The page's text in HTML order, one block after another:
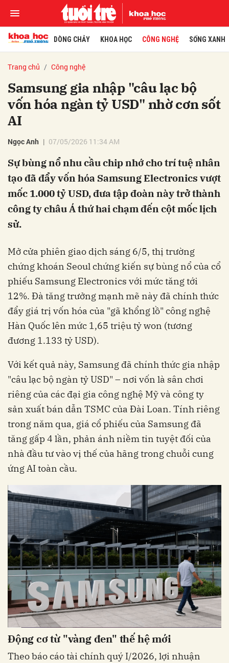
DÒNG CHẢY KHOA HỌC CÔNG NGHỆ SỐNG XANH
Trang chủ Công nghệ
Samsung gia nhập "câu lạc bộ
vốn hóa ngàn tỷ USD" nhờ cơn sốt
AI
Ngọc Anh 07/05/2026 11:34 AM
Sự bùng nổ nhu cầu chip nhớ cho trí tuệ nhân
tạo đã đẩy vốn hóa Samsung Electronics vượt
mốc 1.000 tỷ USD, đưa tập đoàn này trở thành
công ty châu Á thứ hai chạm đến cột mốc lịch
sử.
Mở cửa phiên giao dịch sáng 6/5, thị trường
chứng khoán Seoul chứng kiến sự bùng nổ của cổ
phiếu Samsung Electronics với mức tăng tới
12%. Đà tăng trưởng mạnh mẽ này đã chính thức
đẩy giá trị vốn hóa của "gã khổng lồ" công nghệ
Hàn Quốc lên mức 1,65 triệu tỷ won (tương
đương 1.133 tỷ USD).
Với kết quả này, Samsung đã chính thức gia nhập
"câu lạc bộ ngàn tỷ USD" – nơi vốn là sân chơi
riêng của các đại gia công nghệ Mỹ và công ty
sản xuất bán dẫn TSMC của Đài Loan. Tính riêng
trong năm qua, giá cổ phiếu của Samsung đã
tăng gấp 4 lần, phản ánh niềm tin tuyệt đối của
nhà đầu tư vào vị thế của hãng trong chuỗi cung
ứng AI toàn cầu.
Động cơ từ "vàng đen" thế hệ mới
Theo báo cáo tài chính quý I/2026, lợi nhuận